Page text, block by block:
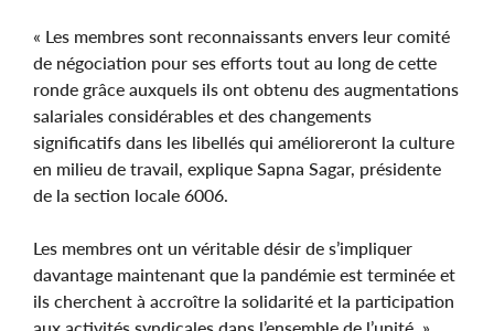
« Les membres sont reconnaissants envers leur comité
de négociation pour ses efforts tout au long de cette
ronde grâce auxquels ils ont obtenu des augmentations
salariales considérables et des changements
significatifs dans les libellés qui amélioreront la culture
en milieu de travail, explique Sapna Sagar, présidente
de la section locale 6006.
Les membres ont un véritable désir de s’impliquer
davantage maintenant que la pandémie est terminée et
ils cherchent à accroître la solidarité et la participation